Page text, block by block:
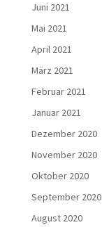
Juni 2021
Mai 2021
April 2021
März 2021
Februar 2021
Januar 2021
Dezember 2020
November 2020
Oktober 2020
September 2020
August 2020